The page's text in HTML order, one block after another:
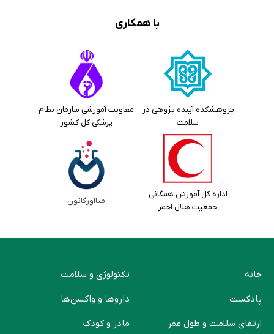
با همکاری
پژوهشکده آینده پژوهی در
سلامت
معاونت آموزشی سازمان نظام
پزشکی کل کشور
اداره کل آموزش همگانی
جمعیت هلال احمر
متااورگانون
خانه
پادکست
ارتقای سلامت و طول عمر
تکنولوژی و سلامت
دارو‌ها و واکسن‌ها
مادر و کودک